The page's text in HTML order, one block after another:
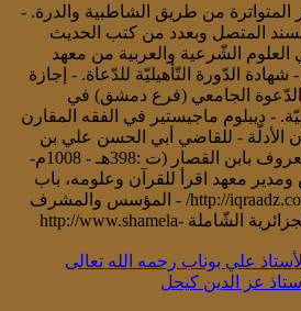
من طريق الشاطبية والدرة. -
المتصل وبعدد من كتب الحديث
الشّرعية والعربية من معهد
الدّورة التّأهيليّة للدّعاة. - إجازة
الجامعي (فرع دمشق) في
- ديبلوم ماجيستير في الفقه المقارن
- للقاضي أبي الحسن علي بن
أحمد المالكي البغدادي المعروف بابن القصار (ت :398هـ - 1008م-
معهد اقرأ للقرآن وعلومه، باب
الزوار- الجزائر العاصمة http://iqraadz.com/ - المؤسس والمشرف
العام على موقع المكتبة الجزائرية الشّاملة http://www.shamela-
علي بوناب رحمه الله تعالى
عز الدين كيحل